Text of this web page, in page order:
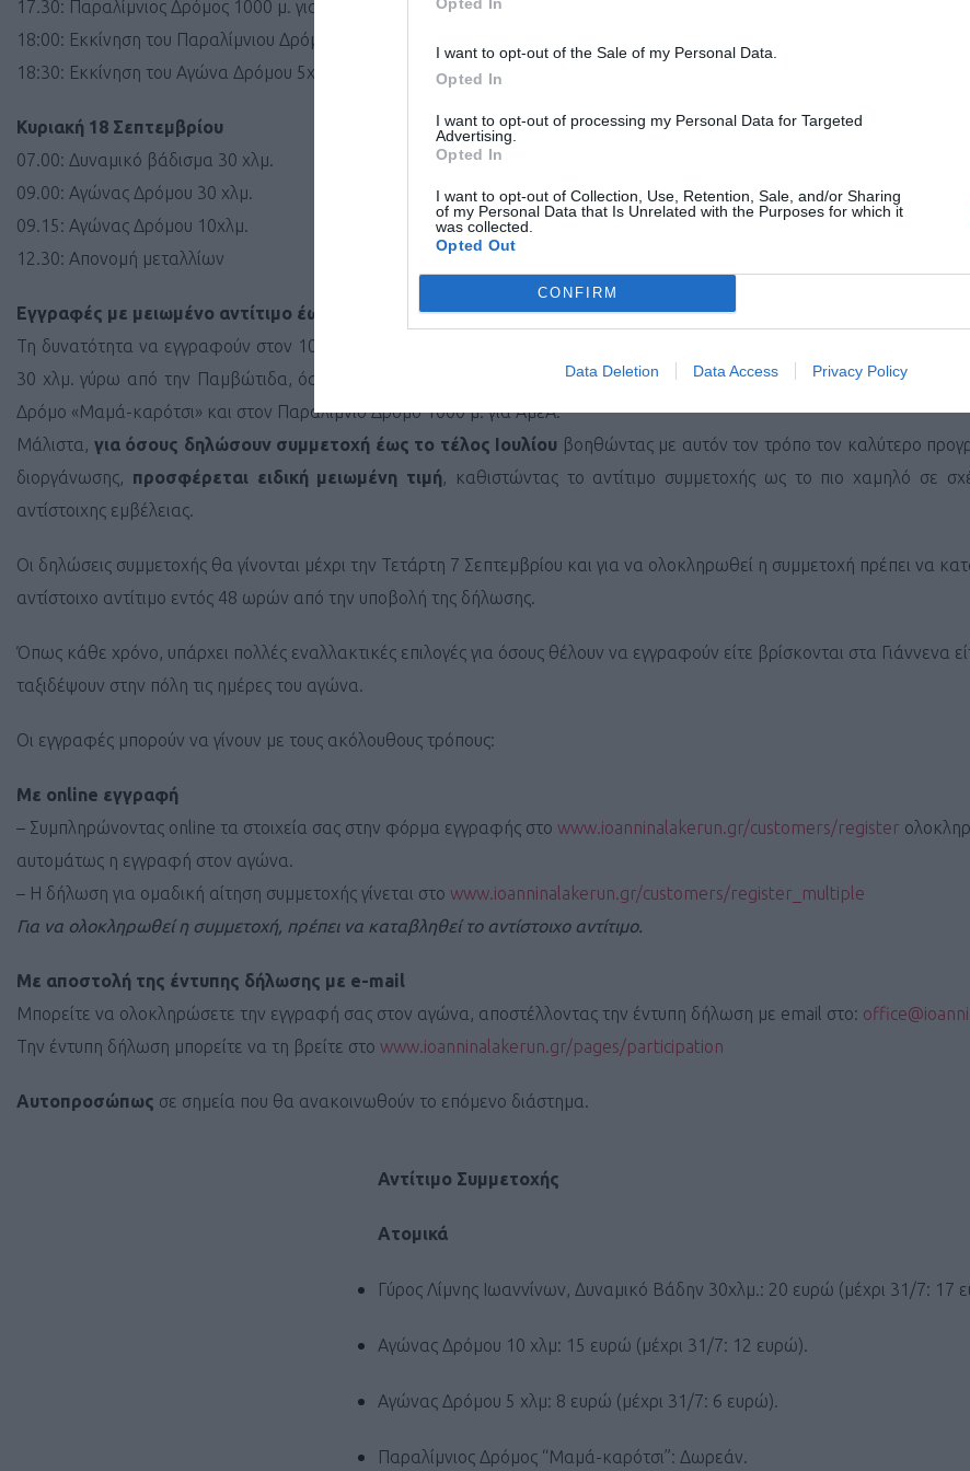
I want to opt-out of the Sale of my Personal Data.
Opted In
I want to opt-out of processing my Personal Data for Targeted
Advertising.
Opted In
I want to opt-out of Collection, Use, Retention, Sale, and/or Sharing
of my Personal Data that Is Unrelated with the Purposes for which it
was collected.
Opted Out
CONFIRM
Data Deletion Data Access Privacy Policy
17.30: Παραλίμνιος Δρόμος 1000 μ. για ΑμεΑ
18:00: Εκκίνηση του Παραλίμνιου Δρόμου «Μαμά –Καρότσι»
18:30: Εκκίνηση του Αγώνα Δρόμου 5χλμ.
Κυριακή 18 Σεπτεμβρίου
07.00: Δυναμικό βάδισμα 30 χλμ.
09.00: Αγώνας Δρόμου 30 χλμ.
09.15: Αγώνας Δρόμου 10χλμ.
12.30: Απονομή μεταλλίων
Εγγραφές με μειωμένο αντίτιμο έως τέλος Ιουλίου
Τη δυνατότητα να εγγραφούν στον 10ο Γύρο Λίμνης Ιωαννίνων έχουν πλέον όσοι θέλουν να συμμετέχουν τόσο στον
30 χλμ. γύρω από την Παμβώτιδα, όσο και στο Δυναμικό Βάδισμα 30 χλμ., στους Αγώνες Δρόμου 10 χλμ. και 5 χλμ.,
Δρόμο «Μαμά-καρότσι» και στον Παραλίμνιο Δρόμο 1000 μ. για ΑμεΑ.
Μάλιστα, για όσους δηλώσουν συμμετοχή έως το τέλος Ιουλίου βοηθώντας με αυτόν τον τρόπο τον καλύτερο
διοργάνωσης, προσφέρεται ειδική μειωμένη τιμή, καθιστώντας το αντίτιμο συμμετοχής ως το πιο χαμηλό σε
αντίστοιχης εμβέλειας.
Οι δηλώσεις συμμετοχής θα γίνονται μέχρι την Τετάρτη 7 Σεπτεμβρίου και για να ολοκληρωθεί η συμμετοχή πρέπει να
αντίστοιχο αντίτιμο εντός 48 ωρών από την υποβολή της δήλωσης.
Όπως κάθε χρόνο, υπάρχει πολλές εναλλακτικές επιλογές για όσους θέλουν να εγγραφούν είτε βρίσκονται στα Γιάννενα
ταξιδέψουν στην πόλη τις ημέρες του αγώνα.
Οι εγγραφές μπορούν να γίνουν με τους ακόλουθους τρόπους:
Με οnline εγγραφή
– Συμπληρώνοντας online τα στοιχεία σας στην φόρμα εγγραφής στο www.ioanninalakerun.gr/customers/register
αυτομάτως η εγγραφή στον αγώνα.
– Η δήλωση για ομαδική αίτηση συμμετοχής γίνεται στο www.ioanninalakerun.gr/customers/register_multiple
Για να ολοκληρωθεί η συμμετοχή, πρέπει να καταβληθεί το αντίστοιχο αντίτιμο.
Με αποστολή της έντυπης δήλωσης με e-mail
Μπορείτε να ολοκληρώσετε την εγγραφή σας στον αγώνα, αποστέλλοντας την έντυπη δήλωση με email στο:
Την έντυπη δήλωση μπορείτε να τη βρείτε στο www.ioanninalakerun.gr/pages/participation
Αυτοπροσώπως σε σημεία που θα ανακοινωθούν το επόμενο διάστημα.
Αντίτιμο Συμμετοχής
Ατομικά
Γύρος Λίμνης Ιωαννίνων, Δυναμικό Βάδην 30χλμ.: 20 ευρώ (μέχρι 31/7: 17
Αγώνας Δρόμου 10 χλμ: 15 ευρώ (μέχρι 31/7: 12 ευρώ).
Αγώνας Δρόμου 5 χλμ: 8 ευρώ (μέχρι 31/7: 6 ευρώ).
Παραλίμνιος Δρόμος “Μαμά-καρότσι”: Δωρεάν.
Καφές